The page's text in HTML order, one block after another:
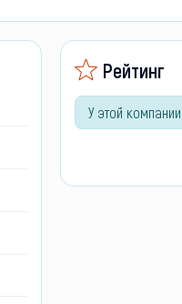
Рейтинг
У этой